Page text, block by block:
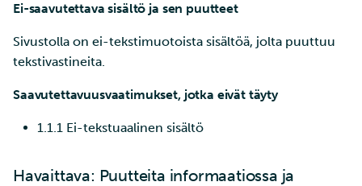
Monivaiheinen
tunnistautuminen
Vahva tunnistautuminen
FMI
Ei-saavutettava sisältö ja sen puutteet
Sivustolla on ei-tekstimuotoista sisältöä, jolta puuttuu
tekstivastineita.
Saavutettavuusvaatimukset, jotka eivät täyty
1.1.1 Ei-tekstuaalinen sisältö
Havaittava: Puutteita informaatiossa ja